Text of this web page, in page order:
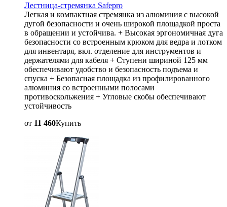
Лестница-стремянка Safepro
Легкая и компактная стремянка из алюминия с высокой
дугой безопасности и очень широкой площадкой проста
в обращении и устойчива. + Высокая эргономичная дуга
безопасности со встроенным крюком для ведра и лотком
для инвентаря, вкл. отделение для инструментов и
держателями для кабеля + Ступени шириной 125 мм
обеспечивают удобство и безопасность подъема и
спуска + Безопасная площадка из профилированного
алюминия со встроенными полосами
противоскольжения + Угловые скобы обеспечивают
устойчивость
от 11 460Купить